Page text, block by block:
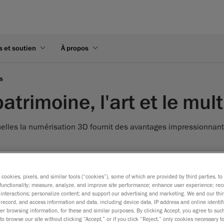
et soutien À propos
l'art et le
la numérisation 3D fournit des avantages
les nouvelles technologies.
délicate de préserver notre patrimoine. Grâce à la
modèles 3D, avec une qualité et un réalisme maximum,
et des bases de données, ainsi que les partager
cookies, pixels, and similar tools (“cookies”), some of which are provided by third parties,
measure, analyze, and improve site performance; enhance user experience;
personalize content; and support our advertising and marketing. We and our
and access information and data, including device data, IP address and online
browsing information, for these and similar purposes. By clicking Accept, you agree to
browse our site without clicking “Accept,” or if you click “Reject,” only cookies necessary